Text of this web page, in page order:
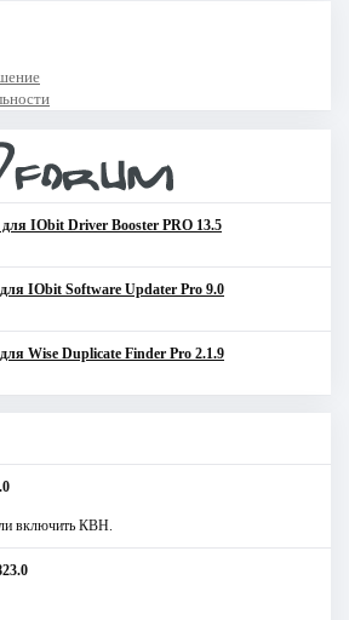
IObit Driver Booster PRO 13.5
IObit Software Updater Pro 9.0
Wise Duplicate Finder Pro 2.1.9
включить КВН.